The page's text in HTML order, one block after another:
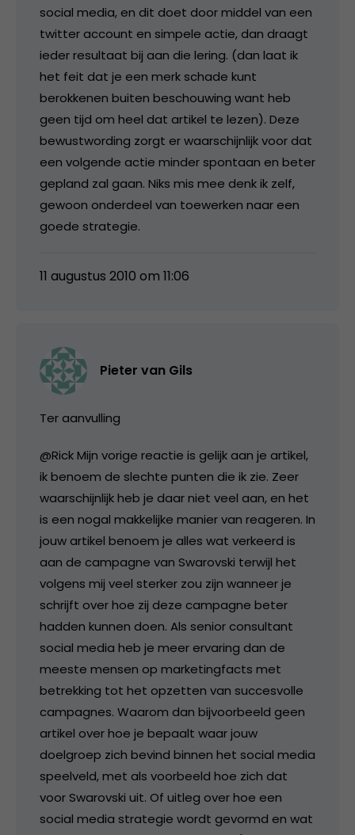
social media, en dit doet door middel van een
twitter account en simpele actie, dan draagt
ieder resultaat bij aan die lering. (dan laat ik
het feit dat je een merk schade kunt
berokkenen buiten beschouwing want heb
geen tijd om heel dat artikel te lezen). Deze
bewustwording zorgt er waarschijnlijk voor dat
een volgende actie minder spontaan en beter
gepland zal gaan. Niks mis mee denk ik zelf,
gewoon onderdeel van toewerken naar een
goede strategie.
11 augustus 2010 om 11:06
Pieter van Gils
Ter aanvulling
@Rick Mijn vorige reactie is gelijk aan je artikel,
ik benoem de slechte punten die ik zie. Zeer
waarschijnlijk heb je daar niet veel aan, en het
is een nogal makkelijke manier van reageren. In
jouw artikel benoem je alles wat verkeerd is
aan de campagne van Swarovski terwijl het
volgens mij veel sterker zou zijn wanneer je
schrijft over hoe zij deze campagne beter
hadden kunnen doen. Als senior consultant
social media heb je meer ervaring dan de
meeste mensen op marketingfacts met
betrekking tot het opzetten van succesvolle
campagnes. Waarom dan bijvoorbeeld geen
artikel over hoe je bepaalt waar jouw
doelgroep zich bevind binnen het social media
speelveld, met als voorbeeld hoe zich dat
voor Swarovski uit. Of uitleg over hoe een
social media strategie wordt gevormd en wat